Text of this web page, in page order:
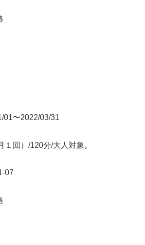
〜2022/03/31
１回）/120分/大人対象。
07